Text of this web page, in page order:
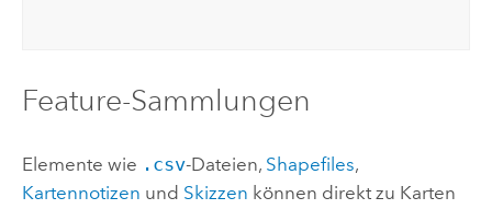
Feature-Sammlungen
Elemente wie .csv-Dateien, Shapefiles,
Kartennotizen und Skizzen können direkt zu Karten